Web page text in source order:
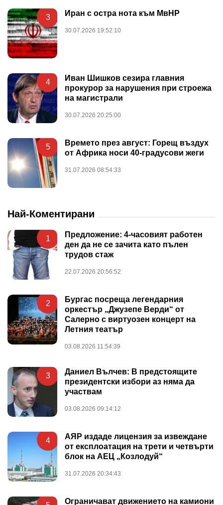
3 Иран с остра нота към МвНР
30.07.2026 19:52:10
4
Иван Шишков сезира главния
прокурор за нарушения при строежа
на магистрали
30.07.2026 20:25:00
5
Времето през август: Горещ въздух
от Африка носи 40-градусови жеги
31.07.2026 08:54:33
Най-Коментирани
1
Предложение: 4-часовият работен
ден да не се зачита като пълен
трудов стаж
22.07.2026 20:56:52
2
Бургас посреща легендарния
оркестър „Джузепе Верди“ от
Салерно с виртуозен концерт на
Летния театър
03.08.2026 11:54:39
3
Даниел Вълчев: В предстоящите
президентски избори аз няма да
участвам
03.08.2026 09:14:12
4
АЯР издаде лицензия за извеждане
от експлоатация на трети и четвърти
блок на АЕЦ „Козлодуй“
31.07.2026 20:34:43
Ограничават движението на камиони